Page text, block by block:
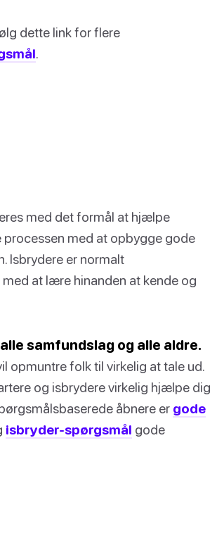
dette link for flere
.
med det formål at hjælpe
processen med at opbygge gode
Isbrydere er normalt
at lære hinanden at kende og
samfundslag og alle aldre.
opmuntre folk til virkelig at tale ud.
og isbrydere virkelig hjælpe dig
åbnere er gode
isbryder-spørgsmål gode